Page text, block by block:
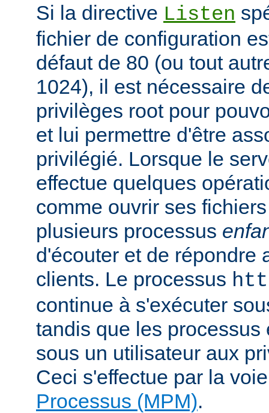
Si la directive Listen
fichier de configuration
défaut de 80 (ou tout
1024), il est nécessaire
privilèges root pour
et lui permettre d'être
privilégié. Lorsque le
effectue quelques
comme ouvrir ses
plusieurs processus
d'écouter et de répondre
clients. Le processus
continue à s'exécuter
tandis que les processus
sous un utilisateur aux
Ceci s'effectue par la
Processus (MPM).